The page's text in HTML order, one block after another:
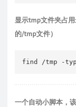
显示tmp文件夹占
的/tmp文件）
一个自动小脚本，